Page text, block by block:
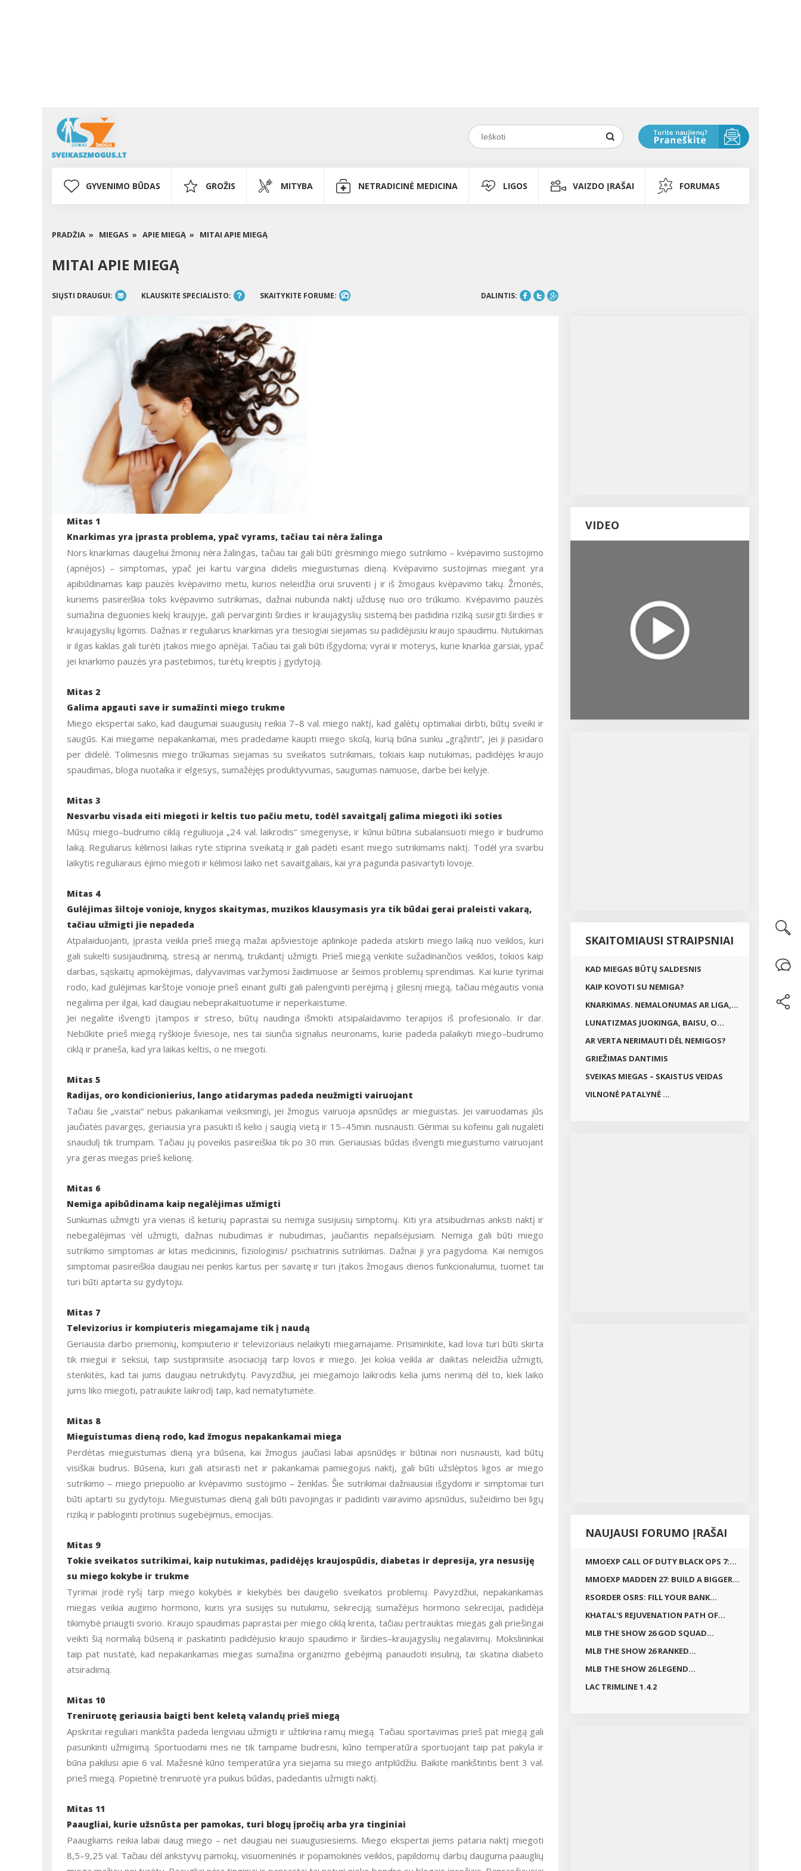
GYVENIMO BŪDAS GROŽIS MITYBA NETRADICINĖ MEDICINA LIGOS VAIZDO ĮRAŠAI FORUMAS
PRADŽIA » MIEGAS » APIE MIEGĄ » MITAI APIE MIEGĄ
MITAI APIE MIEGĄ
SIŲSTI DRAUGUI: KLAUSKITE SPECIALISTO: SKAITYKITE FORUME: DALINTIS:
Mitas 1
Knarkimas yra įprasta problema, ypač vyrams, tačiau tai nėra žalinga
Nors knarkimas daugeliui žmonių nėra žalingas, tačiau tai gali būti grėsmingo miego sutrikimo – kvėpavimo sustojimo
(apnėjos) – simptomas, ypač jei kartu vargina didelis mieguistumas dieną. Kvėpavimo sustojimas miegant yra
apibūdinamas kaip pauzės kvėpavimo metu, kurios neleidžia orui sruventi į ir iš žmogaus kvėpavimo takų. Žmonės,
kuriems pasireiškia toks kvėpavimo sutrikimas, dažnai nubunda naktį uždusę nuo oro trūkumo. Kvėpavimo pauzės
sumažina deguonies kiekį kraujyje, gali pervarginti širdies ir kraujagyslių sistemą bei padidina riziką susirgti širdies ir
kraujagyslių ligomis. Dažnas ir reguliarus knarkimas yra tiesiogiai siejamas su padidėjusiu kraujo spaudimu. Nutukimas
ir ilgas kaklas gali turėti įtakos miego apnėjai. Tačiau tai gali būti išgydoma; vyrai ir moterys, kurie knarkia garsiai, ypač
jei knarkimo pauzės yra pastebimos, turėtų kreiptis į gydytoją.
Mitas 2
Galima apgauti save ir sumažinti miego trukme
Miego ekspertai sako, kad daugumai suaugusių reikia 7–8 val. miego naktį, kad galėtų optimaliai dirbti, būtų sveiki ir
saugūs. Kai miegame nepakankamai, mes pradedame kaupti miego skolą, kurią būna sunku „grąžinti“, jei ji pasidaro
per didelė. Tolimesnis miego trūkumas siejamas su sveikatos sutrikimais, tokiais kaip nutukimas, padidėjęs kraujo
spaudimas, bloga nuotaika ir elgesys, sumažėjęs produktyvumas, saugumas namuose, darbe bei kelyje.
Mitas 3
Nesvarbu visada eiti miegoti ir keltis tuo pačiu metu, todėl savaitgalį galima miegoti iki soties
Mūsų miego–budrumo ciklą reguliuoja „24 val. laikrodis“ smegenyse, ir kūnui būtina subalansuoti miego ir budrumo
laiką. Reguliarus kėlimosi laikas ryte stiprina sveikatą ir gali padėti esant miego sutrikimams naktį. Todėl yra svarbu
laikytis reguliaraus ėjimo miegoti ir kėlimosi laiko net savaitgaliais, kai yra pagunda pasivartyti lovoje.
Mitas 4
Gulėjimas šiltoje vonioje, knygos skaitymas, muzikos klausymasis yra tik būdai gerai praleisti vakarą,
tačiau užmigti jie nepadeda
Atpalaiduojanti, įprasta veikla prieš miegą mažai apšviestoje aplinkoje padeda atskirti miego laiką nuo veiklos, kuri
gali sukelti susijaudinimą, stresą ar nerimą, trukdantį užmigti. Prieš miegą venkite sužadinančios veiklos, tokios kaip
darbas, sąskaitų apmokėjimas, dalyvavimas varžymosi žaidimuose ar šeimos problemų sprendimas. Kai kurie tyrimai
rodo, kad gulėjimas karštoje vonioje prieš einant gulti gali palengvinti perėjimą į gilesnį miegą, tačiau mėgautis vonia
negalima per ilgai, kad daugiau nebeprakaituotume ir neperkaistume.
Jei negalite išvengti įtampos ir streso, būtų naudinga išmokti atsipalaidavimo terapijos iš profesionalo. Ir dar.
Nebūkite prieš miegą ryškioje šviesoje, nes tai siunčia signalus neuronams, kurie padeda palaikyti miego–budrumo
ciklą ir praneša, kad yra laikas keltis, o ne miegoti.
Mitas 5
Radijas, oro kondicionierius, lango atidarymas padeda neužmigti vairuojant
Tačiau šie „vaistai“ nebus pakankamai veiksmingi, jei žmogus vairuoja apsnūdęs ar mieguistas. Jei vairuodamas jūs
jaučiatės pavargęs, geriausia yra pasukti iš kelio į saugią vietą ir 15–45min. nusnausti. Gėrimai su kofeinu gali nugalėti
snaudulį tik trumpam. Tačiau jų poveikis pasireiškia tik po 30 min. Geriausias būdas išvengti mieguistumo vairuojant
yra geras miegas prieš kelionę.
Mitas 6
Nemiga apibūdinama kaip negalėjimas užmigti
Sunkumas užmigti yra vienas iš keturių paprastai su nemiga susijusių simptomų. Kiti yra atsibudimas anksti naktį ir
nebegalėjimas vėl užmigti, dažnas nubudimas ir nubudimas, jaučiantis nepailsėjusiam. Nemiga gali būti miego
sutrikimo simptomas ar kitas medicininis, fiziologinis/ psichiatrinis sutrikimas. Dažnai ji yra pagydoma. Kai nemigos
simptomai pasireiškia daugiau nei penkis kartus per savaitę ir turi įtakos žmogaus dienos funkcionalumui, tuomet tai
turi būti aptarta su gydytoju.
Mitas 7
Televizorius ir kompiuteris miegamajame tik į naudą
Geriausia darbo priemonių, kompiuterio ir televizoriaus nelaikyti miegamajame. Prisiminkite, kad lova turi būti skirta
tik miegui ir seksui, taip sustiprinsite asociaciją tarp lovos ir miego. Jei kokia veikla ar daiktas neleidžia užmigti,
stenkitės, kad tai jums daugiau netrukdytų. Pavyzdžiui, jei miegamojo laikrodis kelia jums nerimą dėl to, kiek laiko
jums liko miegoti, patraukite laikrodį taip, kad nematytumėte.
Mitas 8
Mieguistumas dieną rodo, kad žmogus nepakankamai miega
Perdėtas mieguistumas dieną yra būsena, kai žmogus jaučiasi labai apsnūdęs ir būtinai nori nusnausti, kad būtų
visiškai budrus. Būsena, kuri gali atsirasti net ir pakankamai pamiegojus naktį, gali būti užslėptos ligos ar miego
sutrikimo – miego priepuolio ar kvėpavimo sustojimo – ženklas. Šie sutrikimai dažniausiai išgydomi ir simptomai turi
būti aptarti su gydytoju. Mieguistumas dieną gali būti pavojingas ir padidinti vairavimo apsnūdus, sužeidimo bei ligų
riziką ir pabloginti protinius sugebėjimus, emocijas.
Mitas 9
Tokie sveikatos sutrikimai, kaip nutukimas, padidėjęs kraujospūdis, diabetas ir depresija, yra nesusiję
su miego kokybe ir trukme
Tyrimai įrodė ryšį tarp miego kokybės ir kiekybės bei daugelio sveikatos problemų. Pavyzdžiui, nepakankamas
miegas veikia augimo hormono, kuris yra susijęs su nutukimu, sekreciją; sumažėjus hormono sekrecijai, padidėja
tikimybė priaugti svorio. Kraujo spaudimas paprastai per miego ciklą krenta, tačiau pertrauktas miegas gali priešingai
veikti šią normalią būseną ir paskatinti padidėjusio kraujo spaudimo ir širdies–kraujagyslių negalavimų. Mokslininkai
taip pat nustatė, kad nepakankamas miegas sumažina organizmo gebėjimą panaudoti insuliną, tai skatina diabeto
atsiradimą.
Mitas 10
Treniruotę geriausia baigti bent keletą valandų prieš miegą
Apskritai reguliari mankšta padeda lengviau užmigti ir užtikrina ramų miegą. Tačiau sportavimas prieš pat miegą gali
pasunkinti užmigimą. Sportuodami mes ne tik tampame budresni, kūno temperatūra sportuojant taip pat pakyla ir
būna pakilusi apie 6 val. Mažesnė kūno temperatūra yra siejama su miego antplūdžiu. Baikite mankštintis bent 3 val.
prieš miegą. Popietinė treniruotė yra puikus būdas, padedantis užmigti naktį.
Mitas 11
Paaugliai, kurie užsnūsta per pamokas, turi blogų įpročių arba yra tinginiai
Paaugliams reikia labai daug miego – net daugiau nei suaugusiesiems. Miego ekspertai jiems pataria naktį miegoti
8,5–9,25 val. Tačiau dėl ankstyvų pamokų, visuomeninės ir popamokinės veiklos, papildomų darbų dauguma paauglių
VIDEO
SKAITOMIAUSI STRAIPSNIAI
KAD MIEGAS BŪTŲ SALDESNIS
KAIP KOVOTI SU NEMIGA?
KNARKIMAS. NEMALONUMAS AR LIGA,...
LUNATIZMAS JUOKINGA, BAISU, O...
AR VERTA NERIMAUTI DĖL NEMIGOS?
GRIEŽIMAS DANTIMIS
SVEIKAS MIEGAS – SKAISTUS VEIDAS
VILNONĖ PATALYNĖ ...
NAUJAUSI FORUMO ĮRAŠAI
MMOEXP CALL OF DUTY BLACK OPS 7:...
MMOEXP MADDEN 27: BUILD A BIGGER...
RSORDER OSRS: FILL YOUR BANK...
KHATAL'S REJUVENATION PATH OF...
MLB THE SHOW 26 GOD SQUAD...
MLB THE SHOW 26 RANKED...
MLB THE SHOW 26 LEGEND...
LAC TRIMLINE 1.4.2